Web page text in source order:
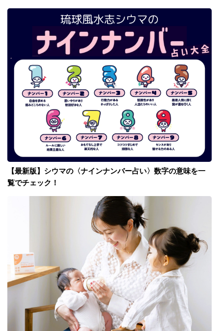
【最新版】シウマの〈ナインナンバー占い〉数字の意味を一
覧でチェック！